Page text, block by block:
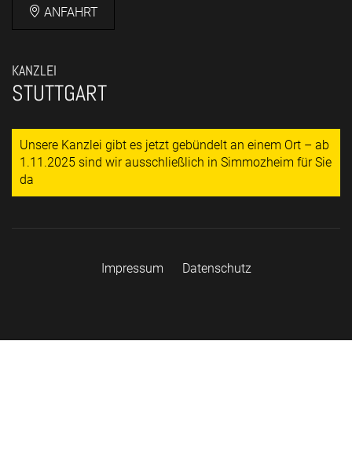
ANFAHRT
KANZLEI
STUTTGART
Unsere Kanzlei gibt es jetzt gebündelt an einem Ort – ab
1.11.2025 sind wir ausschließlich in Simmozheim für Sie
da
Impressum Datenschutz